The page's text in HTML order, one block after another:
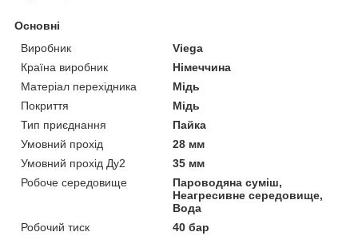
Основні
Виробник
Viega
Країна виробник
Німеччина
Матеріал перехідника
Мідь
Покриття
Мідь
Тип приєднання
Пайка
Умовний прохід
28 мм
Умовний прохід Ду2
35 мм
Робоче середовище
Пароводяна суміш,
Неагресивне середовище,
Вода
Робочий тиск
40 бар